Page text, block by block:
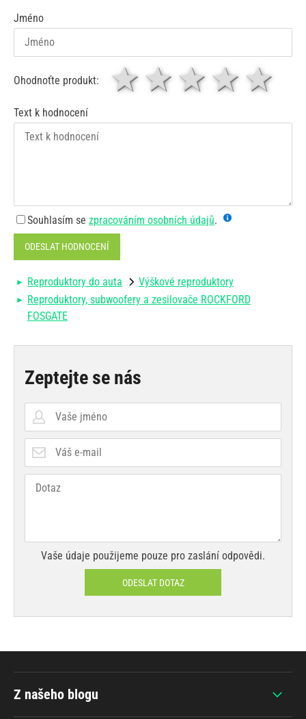
Jméno
Ohodnoťte produkt: 4
3
2 hvězdy
1 hvězda
Text k hodnocení
Souhlasím se zpracováním osobních údajů.
ODESLAT HODNOCENÍ
Reproduktory do auta
Výškové reproduktory
Reproduktory, subwoofery a zesilovače ROCKFORD
FOSGATE
Zeptejte se nás
Vaše údaje použijeme pouze pro zaslání odpovědi.
ODESLAT DOTAZ
Z našeho blogu